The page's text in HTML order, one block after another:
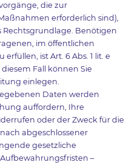
die zur
erforderlich sind),
Rechtsgrundlage. Benötigen
im öffentlichen
ist Art. 6 Abs. 1 lit. e
Fall können Sie
einlegen.
Daten werden
auffordern, Ihre
oder der Zweck für die
abgeschlossener
gesetzliche
–